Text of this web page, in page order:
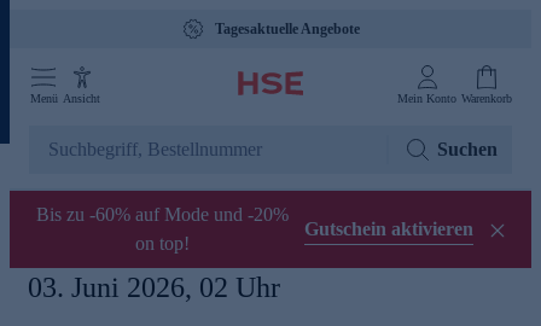
Tagesaktuelle Angebote
Menü Ansicht Mein Konto Warenkorb
Suchen
Bis zu -60% auf Mode und -20%
on top!
Gutschein aktivieren
03. Juni 2026, 02 Uhr